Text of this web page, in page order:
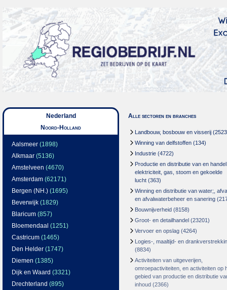
Nederland
Noord-Holland
Aalsmeer (1898)
Alkmaar (5136)
Amstelveen (4670)
Amsterdam (62171)
Bergen (NH.) (1695)
Beverwijk (1829)
Blaricum (857)
Bloemendaal (1251)
Castricum (1465)
Den Helder (1747)
Diemen (1385)
Dijk en Waard (3321)
Drechterland (895)
Alle sectoren en branches
Landbouw, bosbouw en visserij
Winning van delfstoffen (134)
Industrie (4722)
Productie en distributie van en
elektriciteit, gas, stoom en gekoelde
lucht (363)
Winning en distributie van water;,
en afvalwaterbeheer en sanering
Bouwnijverheid (8158)
Groot- en detailhandel (23201)
Vervoer en opslag (4264)
Logies-, maaltijd- en
(8834)
Activiteiten van uitgeverijen,
omroepactiviteiten, en activiteiten op
gebied van productie en distributie
inhoud (2366)